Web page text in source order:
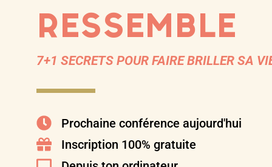
RESSEMBLE
7+1 SECRETS POUR FAIRE BRILLER SA
Prochaine conférence aujourd'hui
Inscription 100% gratuite